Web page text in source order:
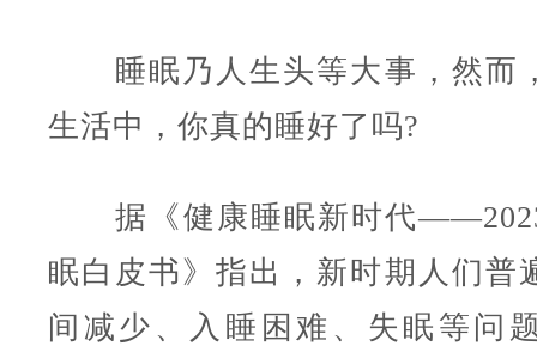
睡眠乃人生头等大事，然而
生活中，你真的睡好了吗?
据《健康睡眠新时代
眠白皮书》指出，新时期人们普
间减少、入睡困难、失眠等问